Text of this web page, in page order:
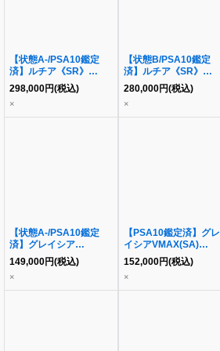
【状態A-/PSA10鑑定
済】ルチア《SR》
{104/096}[その他]
298,000円(税込)
×
【状態B/PSA10鑑定
済】ルチア《SR》
{104/096}[その他]
280,000円(税込)
×
【状態A-/PSA10鑑定
済】グレイシア
VMAX(SA)《HR》
{091/069}[その他]
149,000円(税込)
×
【PSA10鑑定済】グレ
イシアVMAX(SA)
《HR》{091/069}[その
他]
152,000円(税込)
×